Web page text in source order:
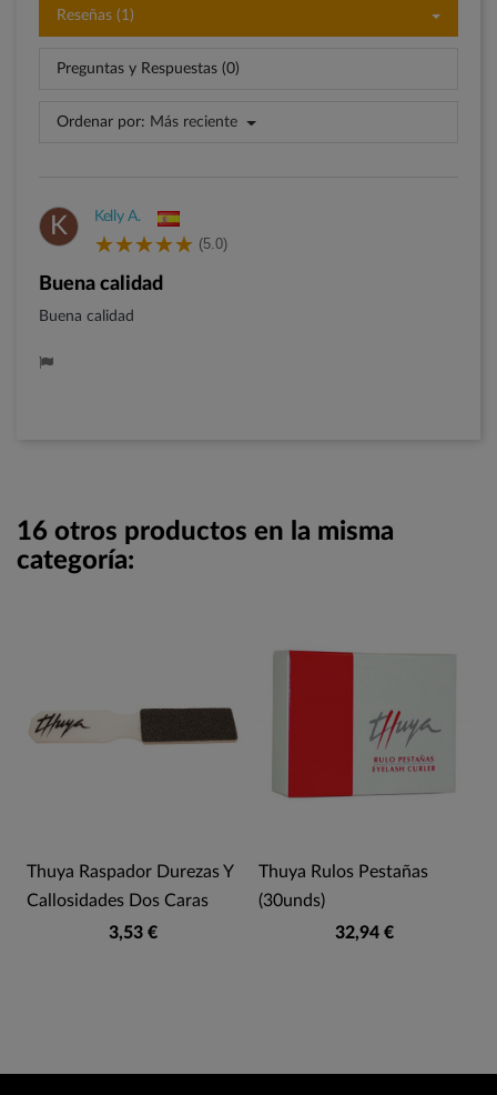
Reseñas (1)
Preguntas y Respuestas (0)
Ordenar por: Más reciente
K Kelly A.
(5.0)
Buena calidad
Buena calidad
16 otros productos en la misma
categoría:
Thuya Raspador Durezas Y
Callosidades Dos Caras
3,53 €
Thuya Rulos Pestañas
(30unds)
32,94 €